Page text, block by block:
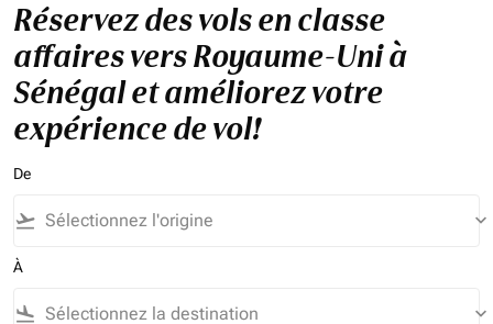
Réservez des vols en classe
affaires vers Royaume-Uni à
Sénégal et améliorez votre
expérience de vol!
De
flight_takeoff keyboard_arrow_down
À
flight_land keyboard_arrow_down